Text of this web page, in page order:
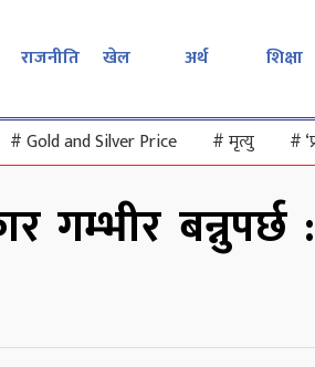
राजनीति खेल अर्थ शिक्षा
#Gold and Silver Price #मृत्यु #
गम्भीर